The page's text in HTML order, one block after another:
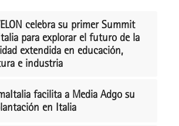
celebra su primer Summit
para explorar el futuro de la
extendida en educación,
e industria
facilita a Media Adgo su
en Italia